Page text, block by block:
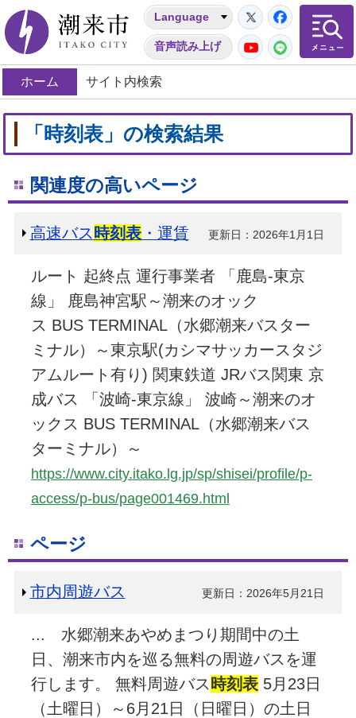
潮来市
Language
音声読み上げ
Twitter
YouTube
LINE
ホーム サイト内検索
「時刻表」の検索結果
関連度の高いページ
高速バス 時刻表・運賃 更新日：2026年1月1日
ルート 起終点 運行事業者 「鹿島-東京
線」 鹿島神宮駅～潮来のオック
ス BUS TERMINAL（水郷潮来バスター
ミナル）～東京駅(カシマサッカースタジ
アムルート有り) 関東鉄道 JRバス関東 京
成バス 「波崎-東京線」 波崎～潮来のオ
ックス BUS TERMINAL（水郷潮来バス
ターミナル）～
https://www.city.itako.lg.jp/sp/shisei/profile/p-
access/p-bus/page001469.html
ページ
市内周遊バス 更新日：2026年5月21日
... 水郷潮来あやめまつり期間中の土
日、潮来市内を巡る無料の周遊バスを運
行します。 無料周遊バス 時刻表5月23日
（土曜日）～6月21日（日曜日）の土日